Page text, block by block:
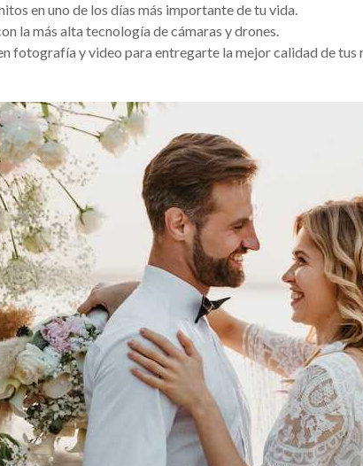
en uno de los días más importante de tu vida.
la más alta tecnología de cámaras y drones.
fotografía y video para entregarte la mejor calidad de tus